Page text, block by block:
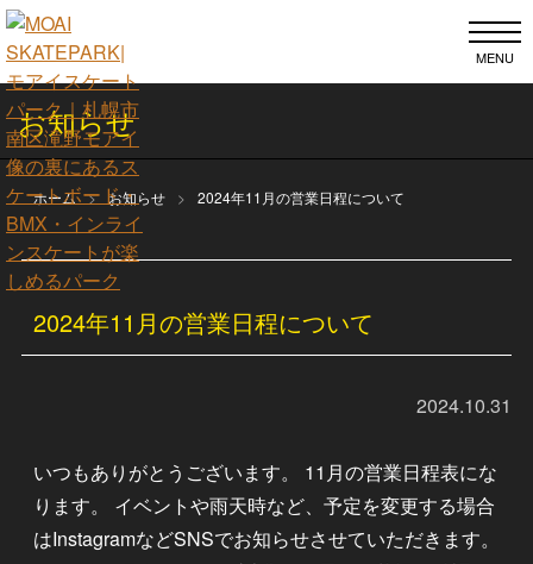
MENU
お知らせ
ホーム お知らせ 2024年11月の営業日程について
2024年11月の営業日程について
2024.10.31
いつもありがとうございます。 11月の営業日程表にな
ります。 イベントや雨天時など、予定を変更する場合
はInstagramなどSNSでお知らせさせていただきます。